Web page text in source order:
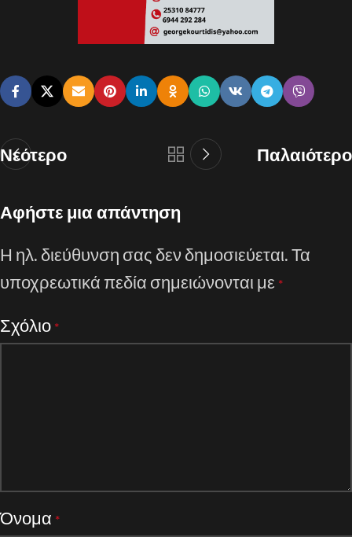
Νεότερο Παλαιότερο
Αφήστε μια απάντηση
Η ηλ. διεύθυνση σας δεν δημοσιεύεται.Τα
υποχρεωτικά πεδία σημειώνονται με *
Σχόλιο *
Όνομα *